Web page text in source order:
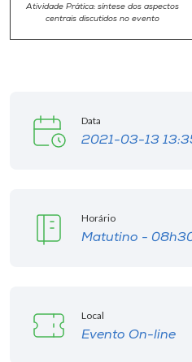
Atividade Prática: síntese dos aspectos
centrais discutidos no evento
Data
2021-03-13
Horário
Matutino -
Local
Evento On-line